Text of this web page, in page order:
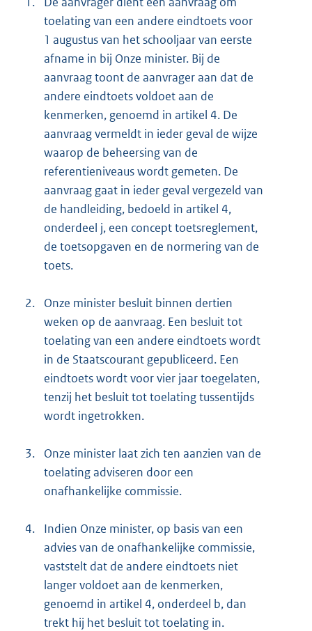
toelating van een andere eindtoets voor
1 augustus van het schooljaar van eerste
afname in bij Onze minister. Bij de
aanvraag toont de aanvrager aan dat de
andere eindtoets voldoet aan de
kenmerken, genoemd in artikel 4. De
aanvraag vermeldt in ieder geval de wijze
waarop de beheersing van de
referentieniveaus wordt gemeten. De
aanvraag gaat in ieder geval vergezeld van
de handleiding, bedoeld in artikel 4,
onderdeel j, een concept toetsreglement,
de toetsopgaven en de normering van de
toets.
2.
Onze minister besluit binnen dertien
weken op de aanvraag. Een besluit tot
toelating van een andere eindtoets wordt
in de Staatscourant gepubliceerd. Een
eindtoets wordt voor vier jaar toegelaten,
tenzij het besluit tot toelating tussentijds
wordt ingetrokken.
3.
Onze minister laat zich ten aanzien van de
toelating adviseren door een
onafhankelijke commissie.
4.
Indien Onze minister, op basis van een
advies van de onafhankelijke commissie,
vaststelt dat de andere eindtoets niet
langer voldoet aan de kenmerken,
genoemd in artikel 4, onderdeel b, dan
trekt hij het besluit tot toelating in.